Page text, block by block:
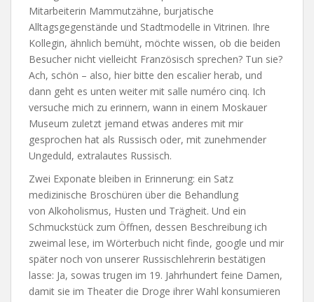
Mitarbeiterin Mammutzähne, burjatische
Alltagsgegenstände und Stadtmodelle in Vitrinen. Ihre
Kollegin, ähnlich bemüht, möchte wissen, ob die beiden
Besucher nicht vielleicht Französisch sprechen? Tun sie?
Ach, schön – also, hier bitte den escalier herab, und
dann geht es unten weiter mit salle numéro cinq. Ich
versuche mich zu erinnern, wann in einem Moskauer
Museum zuletzt jemand etwas anderes mit mir
gesprochen hat als Russisch oder, mit zunehmender
Ungeduld, extralautes Russisch.
Zwei Exponate bleiben in Erinnerung: ein Satz
medizinische Broschüren über die Behandlung
von Alkoholismus, Husten und Trägheit. Und ein
Schmuckstück zum Öffnen, dessen Beschreibung ich
zweimal lese, im Wörterbuch nicht finde, google und mir
später noch von unserer Russischlehrerin bestätigen
lasse: Ja, sowas trugen im 19. Jahrhundert feine Damen,
damit sie im Theater die Droge ihrer Wahl konsumieren